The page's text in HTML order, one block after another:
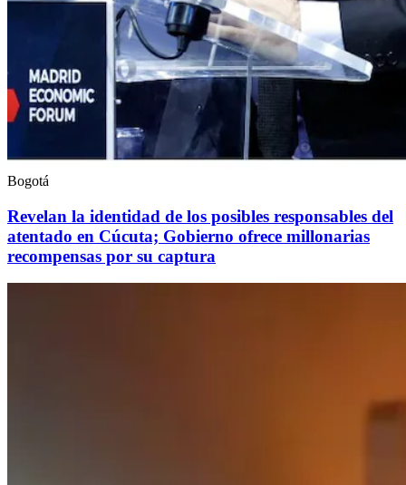
Bogotá
Revelan la identidad de los posibles responsables del
atentado en Cúcuta; Gobierno ofrece millonarias
recompensas por su captura